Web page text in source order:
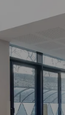
Yugocom a